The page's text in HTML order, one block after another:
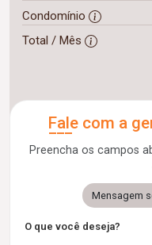
Condomínio
Total / Mês
Fale com a
Preencha os campos
Mensagem
O que você deseja?